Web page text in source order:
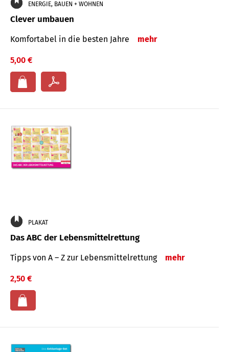
ENERGIE, BAUEN + WOHNEN
Clever umbauen
Komfortabel in die besten Jahre mehr
5,00 €
PLAKAT
Das ABC der Lebensmittelrettung
Tipps von A – Z zur Lebensmittelrettung mehr
2,50 €